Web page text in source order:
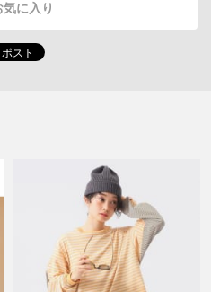
気に入り